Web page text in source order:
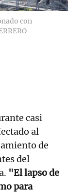
con
casi
al
de
del
"El lapso de
para